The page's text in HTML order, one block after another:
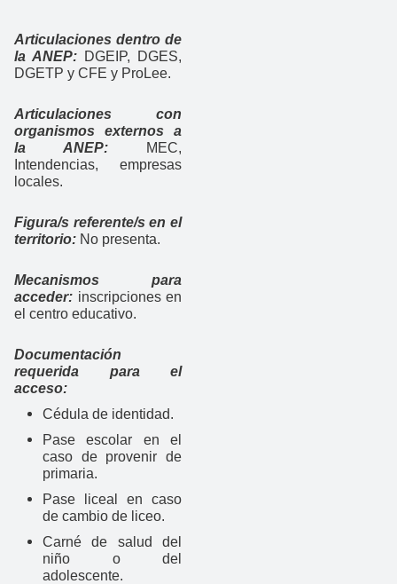
Articulaciones dentro de
la ANEP: DGEIP, DGES,
DGETP y CFE y ProLee.
Articulaciones con
organismos externos a
la ANEP:
MEC,
Intendencias, empresas
locales.
Figura/s referente/s en el
territorio: No presenta.
Mecanismos para
acceder: inscripciones en
el centro educativo.
Documentación
requerida para el
acceso:
Cédula de identidad.
Pase escolar en el
caso de provenir de
primaria.
Pase liceal en caso
de cambio de liceo.
Carné de salud del
niño o del
adolescente.